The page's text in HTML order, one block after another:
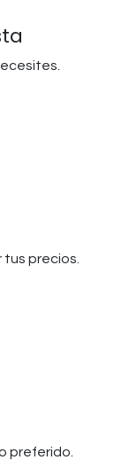
precios.
preferido.